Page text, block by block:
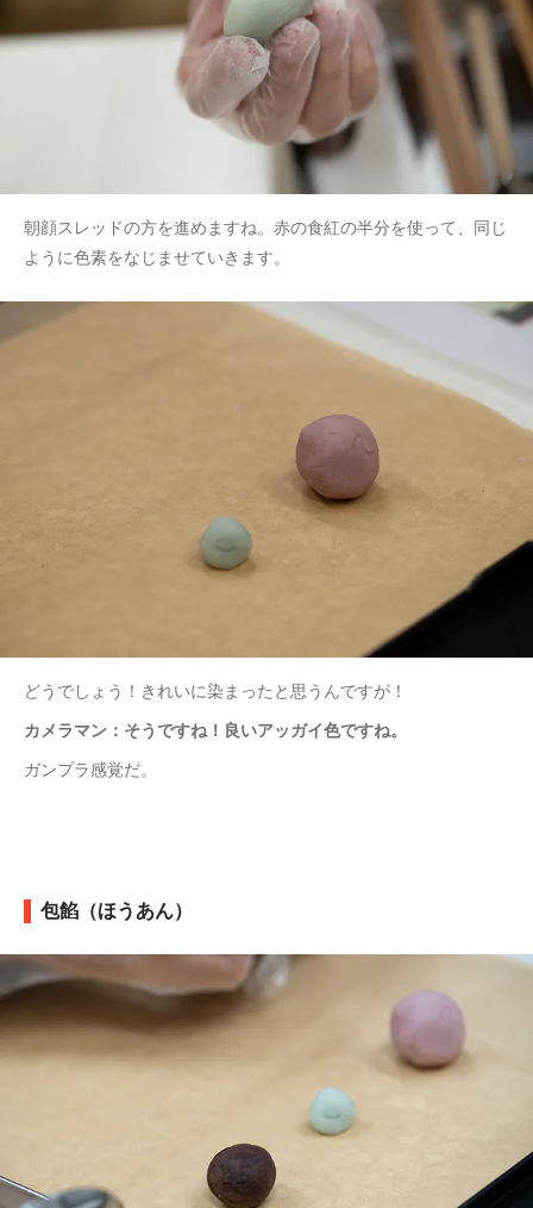
朝顔スレッドの方を進めますね。赤の食紅の半分を使って、同じ
ように色素をなじませていきます。
どうでしょう！きれいに染まったと思うんですが！
カメラマン：そうですね！良いアッガイ色ですね。
ガンプラ感覚だ。
包餡（ほうあん）